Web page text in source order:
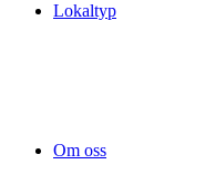
Lokaltyp
Om oss